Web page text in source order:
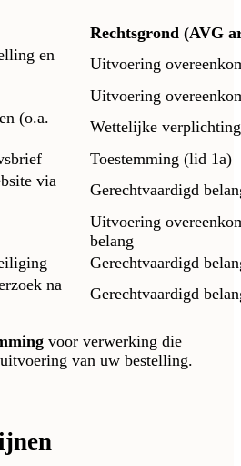
Rechtsgrond (AVG
en
Uitvoering
Uitvoering
(o.a.
Wettelijke
Toestemming (lid 1a)
via
Gerechtvaardigd
Uitvoering
belang
Gerechtvaardigd
na
Gerechtvaardigd
voor verwerking die
van uw bestelling.